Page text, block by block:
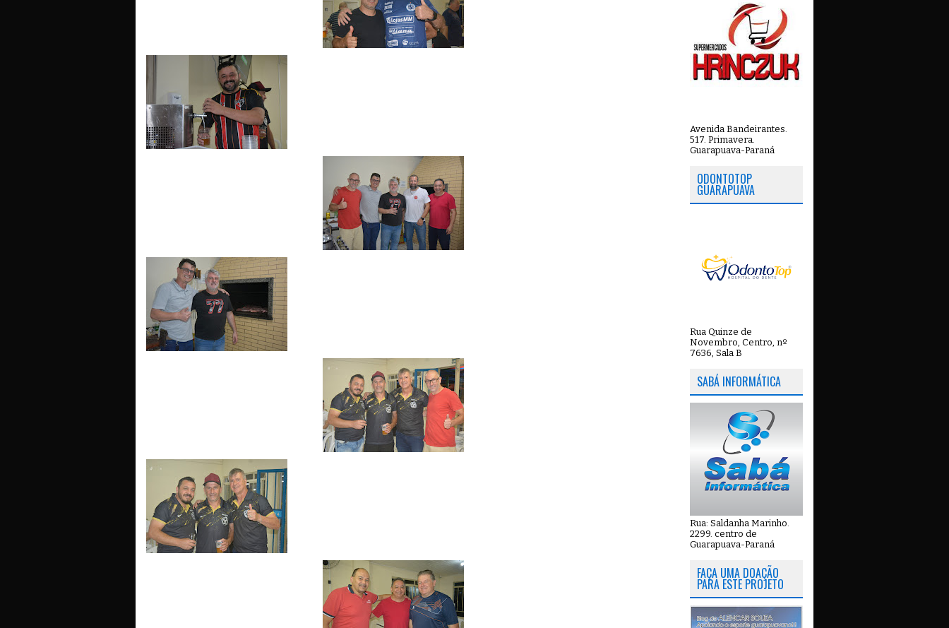
Avenida Bandeirantes.
517. Primavera.
Guarapuava-Paraná
ODONTOTOP
GUARAPUAVA
Rua Quinze de
Novembro, Centro, nº
7636, Sala B
SABÁ INFORMÁTICA
Rua: Saldanha Marinho.
2299. centro de
Guarapuava-Paraná
FAÇA UMA DOAÇÃO
PARA ESTE PROJETO